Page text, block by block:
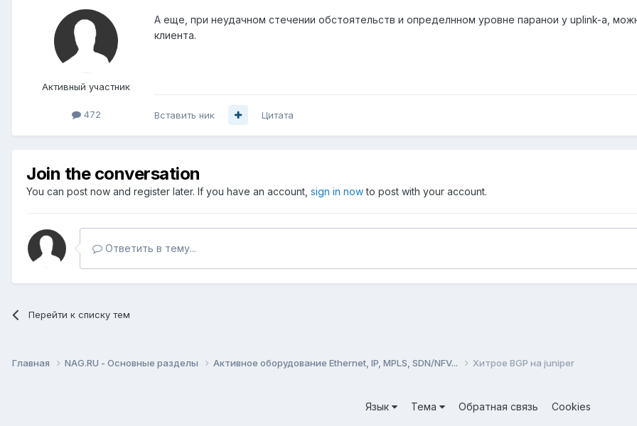
Активный участник
472
А еще, при неудачном стечении обстоятельств и определнном уровне паранои у uplink-а,
клиента.
Вставить ник Цитата
Join the conversation
You can post now and register later. If you have an account, sign in nowto post with your account.
Ответить в тему...
Перейти к списку тем
Главная NAG.RU - Основные разделы Активное оборудование Ethernet, IP, MPLS, SDN/NFV... Хитрое BGP на juniper
Язык Тема Обратная связь
Cookies